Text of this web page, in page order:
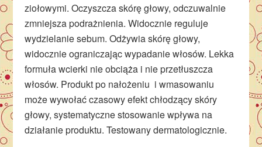
ziołowymi. Oczyszcza skórę głowy, odczuwalnie
zmniejsza podrażnienia. Widocznie reguluje
wydzielanie sebum. Odżywia skórę głowy,
widocznie ograniczając wypadanie włosów. Lekka
formuła wcierki nie obciąża i nie przetłuszcza
włosów. Produkt po nałożeniu i wmasowaniu
może wywołać czasowy efekt chłodzący skóry
głowy, systematyczne stosowanie wpływa na
działanie produktu. Testowany dermatologicznie.